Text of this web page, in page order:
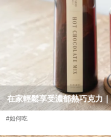
在家輕鬆享受濃郁熱巧克力
#如何吃